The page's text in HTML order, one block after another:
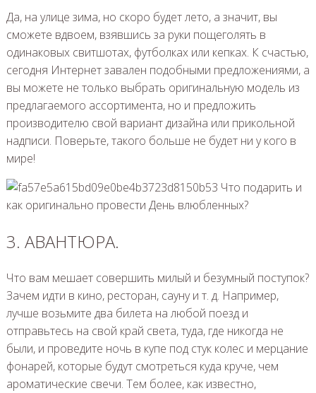
Да, на улице зима, но скоро будет лето, а значит, вы
сможете вдвоем, взявшись за руки пощеголять в
одинаковых свитшотах, футболках или кепках. К счастью,
сегодня Интернет завален подобными предложениями, а
вы можете не только выбрать оригинальную модель из
предлагаемого ассортимента, но и предложить
производителю свой вариант дизайна или прикольной
надписи. Поверьте, такого больше не будет ни у кого в
мире!
3. АВАНТЮРА.
Что вам мешает совершить милый и безумный поступок?
Зачем идти в кино, ресторан, сауну и т. д. Например,
лучше возьмите два билета на любой поезд и
отправьтесь на свой край света, туда, где никогда не
были, и проведите ночь в купе под стук колес и мерцание
фонарей, которые будут смотреться куда круче, чем
ароматические свечи. Тем более, как известно,